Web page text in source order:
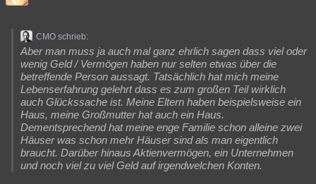
CMO schrieb:
Aber man muss ja auch mal ganz ehrlich sagen dass viel oder
wenig Geld / Vermögen haben nur selten etwas über die
betreffende Person aussagt. Tatsächlich hat mich meine
Lebenserfahrung gelehrt dass es zum großen Teil wirklich
auch Glückssache ist. Meine Eltern haben beispielsweise ein
Haus, meine Großmutter hat auch ein Haus.
Dementsprechend hat meine enge Familie schon alleine zwei
Häuser was schon mehr Häuser sind als man eigentlich
braucht. Darüber hinaus Aktienvermögen, ein Unternehmen
und noch viel zu viel Geld auf irgendwelchen Konten.